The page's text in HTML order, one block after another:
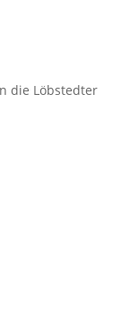
die Löbstedter